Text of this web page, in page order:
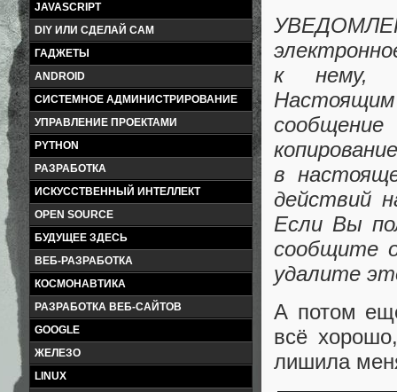
JAVASCRIPT
DIY ИЛИ СДЕЛАЙ САМ
ГАДЖЕТЫ
ANDROID
СИСТЕМНОЕ АДМИНИСТРИРОВАНИЕ
УПРАВЛЕНИЕ ПРОЕКТАМИ
PYTHON
РАЗРАБОТКА
ИСКУССТВЕННЫЙ ИНТЕЛЛЕКТ
OPEN SOURCE
БУДУЩЕЕ ЗДЕСЬ
ВЕБ-РАЗРАБОТКА
КОСМОНАВТИКА
РАЗРАБОТКА ВЕБ-САЙТОВ
GOOGLE
ЖЕЛЕЗО
LINUX
к нему,
в
действий
Если Вы
сообщите
удалите
А потом
всё
лишила